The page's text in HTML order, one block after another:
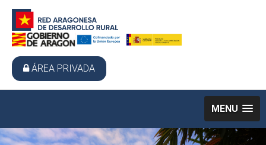
ÁREA PRIVADA
MENU